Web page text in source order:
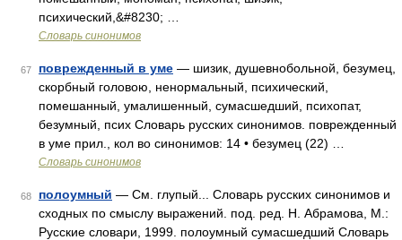
психический,&#8230; …
Словарь синонимов
67 поврежденный в уме — шизик, душевнобольной, безумец,
скорбный головою, ненормальный, психический,
помешанный, умалишенный, сумасшедший, психопат,
безумный, псих Словарь русских синонимов. поврежденный
в уме прил., кол во синонимов: 14 • безумец (22) …
Словарь синонимов
68 полоумный — См. глупый... Словарь русских синонимов и
сходных по смыслу выражений. под. ред. Н. Абрамова, М.:
Русские словари, 1999. полоумный сумасшедший Словарь